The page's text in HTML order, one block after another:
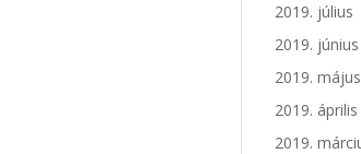
2019. július
2019. június
2019. május
2019. április
2019.